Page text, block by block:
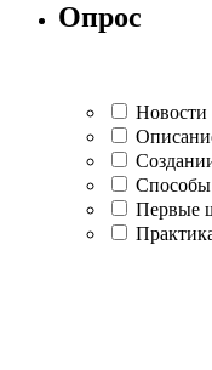
Опрос
Новости
Способы
Первые